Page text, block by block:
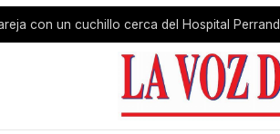
con un cuchillo cerca del Hospital